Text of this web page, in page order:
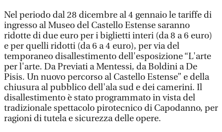
Nel periodo dal 28 dicembre al 4 gennaio le tariffe di
ingresso al Museo del Castello Estense saranno
ridotte di due euro per i biglietti interi (da 8 a 6 euro)
e per quelli ridotti (da 6 a 4 euro), per via del
temporaneo disallestimento dell'esposizione “L'arte
per l'arte. Da Previati a Mentessi, da Boldini a De
Pisis. Un nuovo percorso al Castello Estense” e della
chiusura al pubblico dell'ala sud e dei camerini. Il
disallestimento è stato programmato in vista del
tradizionale spettacolo pirotecnico di Capodanno, per
ragioni di tutela e sicurezza delle opere.